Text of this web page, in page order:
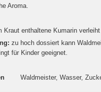
Aroma.
Kraut enthaltene Kumarin
zu hoch dossiert kann
für Kinder geeignet.
Waldmeister, Wasser,